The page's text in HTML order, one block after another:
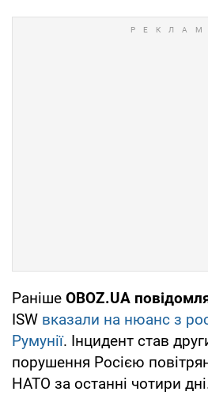
Раніше OBOZ.UA
ISW вказали на нюанс з
Румунії. Інцидент став
порушення Росією
НАТО за останні чотири